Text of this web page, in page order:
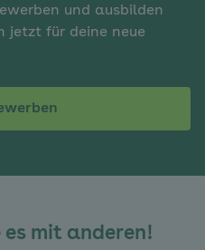
und ausbilden
jetzt für deine neue
es mit anderen!